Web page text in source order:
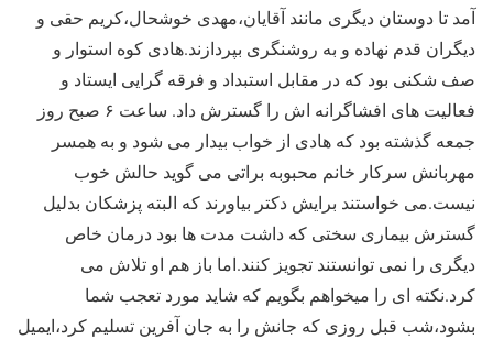
آمد تا دوستان دیگری مانند آقایان،مهدی خوشحال،کریم حقی و
دیگران قدم نهاده و به روشنگری بپردازند.هادی کوه استوار و
صف شکنی بود که در مقابل استبداد و فرقه گرایی ایستاد و
فعالیت های افشاگرانه اش را گسترش داد. ساعت ۶ صبح روز
جمعه گذشته بود که هادی از خواب بیدار می شود و به همسر
مهربانش سرکار خانم محبوبه براتی می گوید حالش خوب
نیست.می خواستند برایش دکتر بیاورند که البته پزشکان بدلیل
گسترش بیماری سختی که داشت مدت ها بود درمان خاص
دیگری را نمی توانستند تجویز کنند.اما باز هم او تلاش می
کرد.نکته ای را میخواهم بگویم که شاید مورد تعجب شما
بشود،شب قبل روزی که جانش را به جان آفرین تسلیم کرد،ایمیل